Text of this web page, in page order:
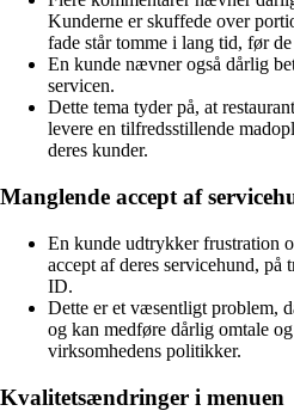
Kunderne er skuffede over
fade står tomme i lang tid, før
En kunde nævner også dårlig
servicen.
Dette tema tyder på, at
levere en tilfredsstillende
deres kunder.
Manglende accept af
En kunde udtrykker frustration
accept af deres servicehund, på
ID.
Dette er et væsentligt problem,
og kan medføre dårlig omtale
virksomhedens politikker.
Kvalitetsændringer i menuen